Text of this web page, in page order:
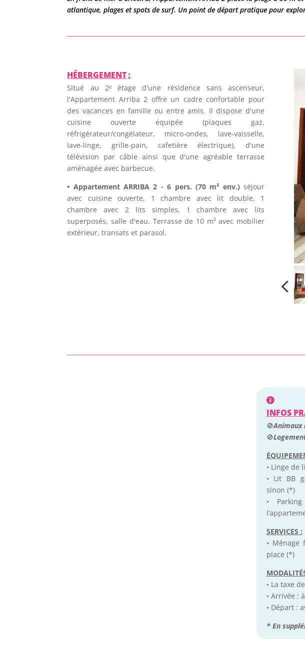
atlantique, plages et spots de surf. Un point de départ pratique pour
HÉBERGEMENT:
Situé au 2ᵉ étage d'une résidence sans ascenseur,
l'Appartement Arriba 2 offre un cadre confortable pour
des vacances en famille ou entre amis. Il dispose d'une
cuisine ouverte équipée (plaques gaz,
réfrigérateur/congélateur, micro-ondes, lave-vaisselle,
lave-linge, grille-pain, cafetière électrique), d'une
télévision par câble ainsi que d'une agréable terrasse
aménagée avec barbecue.
• Appartement ARRIBA 2 - 6 pers. (70 m² env.) séjour
avec cuisine ouverte, 1 chambre avec lit double, 1
chambre avec 2 lits simples, 1 chambre avec lits
superposés, salle d'eau. Terrasse de 10 m² avec mobilier
extérieur, transats et parasol.
INFOS
🚫Animaux
🚫
• Linge de
• Lit BB
sinon (*)
•
SERVICES :
•
place (*)
• La taxe
• Arrivée :
• Départ :
* En